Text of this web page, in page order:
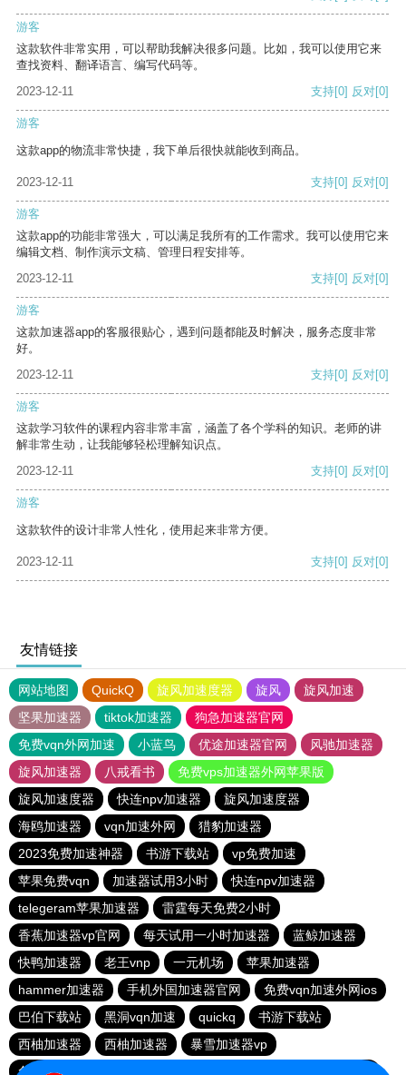
游客
这款软件非常实用，可以帮助我解决很多问题。比如，我可以使用它来
查找资料、翻译语言、编写代码等。
2023-12-11
支持[0] 反对[0]
游客
这款app的物流非常快捷，我下单后很快就能收到商品。
2023-12-11 支持[0] 反对[0]
游客
这款app的功能非常强大，可以满足我所有的工作需求。我可以使用它来
编辑文档、制作演示文稿、管理日程安排等。
2023-12-11
支持[0] 反对[0]
游客
这款加速器app的客服很贴心，遇到问题都能及时解决，服务态度非常
好。
2023-12-11
支持[0] 反对[0]
游客
这款学习软件的课程内容非常丰富，涵盖了各个学科的知识。老师的讲
解非常生动，让我能够轻松理解知识点。
2023-12-11
支持[0] 反对[0]
游客
这款软件的设计非常人性化，使用起来非常方便。
2023-12-11 支持[0] 反对[0]
友情链接
网站地图 QuickQ 旋风加速度器 旋风
旋风加速
坚果加速器
tiktok加速器
狗急加速器官网
免费vqn外网加速
小蓝鸟 优途加速器官网
风驰加速器
旋风加速器
八戒看书
免费vps加速器外网苹果版
旋风加速度器
快连npv加速器
旋风加速度器
海鸥加速器
vqn加速外网
猎豹加速器
2023免费加速神器
书游下载站
vp免费加速
苹果免费vqn
加速器试用3小时
快连npv加速器
telegeram苹果加速器
雷霆每天免费2小时
香蕉加速器vp官网
每天试用一小时加速器
蓝鲸加速器
快鸭加速器
老王vnp 一元机场
苹果加速器
hammer加速器
手机外国加速器官网
免费vqn加速外网ios
巴伯下载站
黑洞vqn加速 quickq
书游下载站
西柚加速器
西柚加速器
暴雪加速器vp
免费vps加速器外网